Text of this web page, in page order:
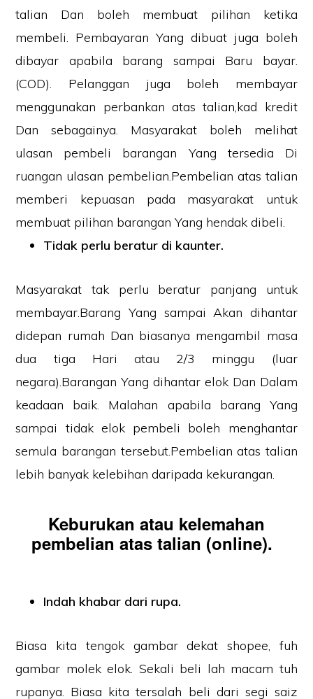
talian Dan boleh membuat pilihan ketika
membeli. Pembayaran Yang dibuat juga boleh
dibayar apabila barang sampai Baru bayar.
(COD). Pelanggan juga boleh membayar
menggunakan perbankan atas talian,kad kredit
Dan sebagainya. Masyarakat boleh melihat
ulasan pembeli barangan Yang tersedia Di
ruangan ulasan pembelian.Pembelian atas talian
memberi kepuasan pada masyarakat untuk
membuat pilihan barangan Yang hendak dibeli.
Tidak perlu beratur di kaunter.
Masyarakat tak perlu beratur panjang untuk
membayar.Barang Yang sampai Akan dihantar
didepan rumah Dan biasanya mengambil masa
dua tiga Hari atau 2/3 minggu (luar
negara).Barangan Yang dihantar elok Dan Dalam
keadaan baik. Malahan apabila barang Yang
sampai tidak elok pembeli boleh menghantar
semula barangan tersebut.Pembelian atas talian
lebih banyak kelebihan daripada kekurangan.
Keburukan atau kelemahan
pembelian atas talian (online).
Indah khabar dari rupa.
Biasa kita tengok gambar dekat shopee, fuh
gambar molek elok. Sekali beli lah macam tuh
rupanya. Biasa kita tersalah beli dari segi saiz